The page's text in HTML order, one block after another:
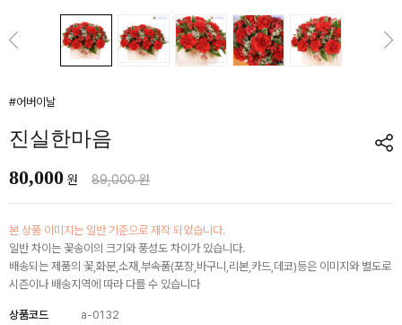
#어버이날
진실한마음
80,000 원 89,000 원
본 상품 이미지는 일반 기준으로 제작 되었습니다.
일반 차이는 꽃송이의 크기와 풍성도 차이가 있습니다.
배송되는 제품의 꽃,화분,소재,부속품(포장,바구니,리본,카드,데코)등은 이미지와 별도로
시즌이나 배송지역에 따라 다를 수 있습니다
상품코드 a-0132